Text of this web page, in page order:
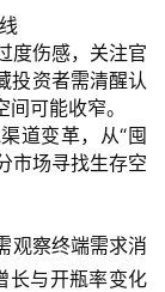
度伤感，关注官
投资者需清醒认
可能收窄。
道变革，从“囤
市场寻找生存空
观察终端需求消
长与开瓶率变化